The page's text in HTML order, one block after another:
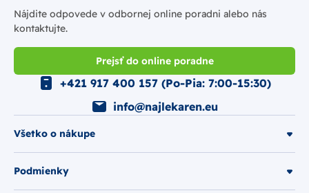
Nájdite odpovede v odbornej online poradni alebo nás
kontaktujte.
Prejsť do online poradne
Všetko o nákupe
Podmienky
+421 917 400 157 (Po-Pia: 7:00-15:30)
info@najlekaren.eu